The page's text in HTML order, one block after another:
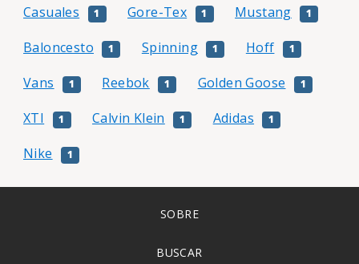
Casuales 1 Gore-Tex 1 Mustang 1
Baloncesto 1 Spinning 1 Hoff 1
Vans 1 Reebok 1 Golden Goose 1
XTI 1 Calvin Klein 1 Adidas 1
Nike 1
SOBRE
BUSCAR